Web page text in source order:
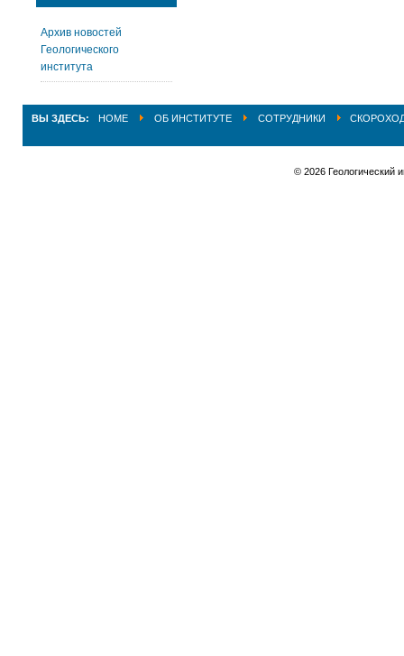
Архив новостей
Геологического
института
ВЫ ЗДЕСЬ: HOME ОБ ИНСТИТУТЕ СОТРУДНИКИ
© 2026 Геологический